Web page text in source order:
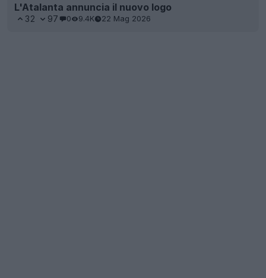
L'Atalanta annuncia il nuovo logo
32 97 0 9.4K 22 Mag 2026